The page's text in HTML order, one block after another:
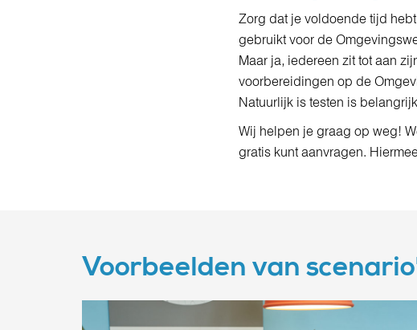
Zorg dat je voldoende tijd
gebruikt voor de
Maar ja, iedereen zit tot aan
voorbereidingen op de
Natuurlijk is testen is
Wij helpen je graag op weg!
gratis kunt aanvragen.
Voorbeelden van